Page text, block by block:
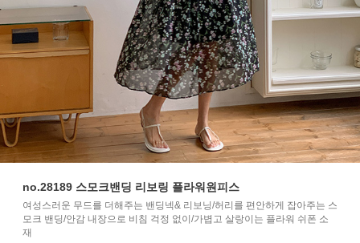
no.28189 스모크밴딩 리보링 플라워원피스
여성스러운 무드를 더해주는 밴딩넥& 리보닝/허리를 편안하게 잡아주는 스
모크 밴딩/안감 내장으로 비침 걱정 없이/가볍고 살랑이는 플라워 쉬폰 소
재